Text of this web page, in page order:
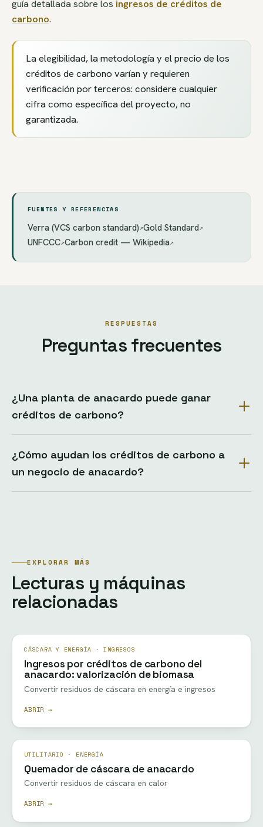
guía detallada sobre los ingresos de créditos de
carbono.
La elegibilidad, la metodología y el precio de los
créditos de carbono varían y requieren
verificación por terceros: considere cualquier
cifra como específica del proyecto, no
garantizada.
FUENTES Y REFERENCIAS
Verra (VCS carbon standard)↗Gold Standard↗
UNFCCC↗Carbon credit — Wikipedia↗
RESPUESTAS
Preguntas frecuentes
¿Una planta de anacardo puede ganar
créditos de carbono?
¿Cómo ayudan los créditos de carbono a
un negocio de anacardo?
EXPLORAR MÁS
Lecturas y máquinas
relacionadas
CÁSCARA Y ENERGÍA · INGRESOS
Ingresos por créditos de carbono del
anacardo: valorización de biomasa
Convertir residuos de cáscara en energía e ingresos
ABRIR →
UTILITARIO · ENERGÍA
Quemador de cáscara de anacardo
Convertir residuos de cáscara en calor
ABRIR →